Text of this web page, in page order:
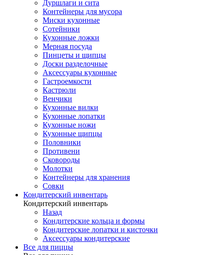
Дуршлаги и сита
Контейнеры для мусора
Миски кухонные
Сотейники
Кухонные ложки
Мерная посуда
Пинцеты и щипцы
Доски разделочные
Аксессуары кухонные
Гастроемкости
Кастрюли
Венчики
Кухонные вилки
Кухонные лопатки
Кухонные ножи
Кухонные щипцы
Половники
Противени
Сковороды
Молотки
Контейнеры для хранения
Совки
Кондитерский инвентарь
Кондитерский инвентарь
Назад
Кондитерские кольца и формы
Кондитерские лопатки и кисточки
Аксессуары кондитерские
Все для пиццы